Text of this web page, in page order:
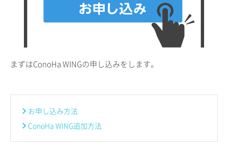
まずはConoHa WINGの申し込みをします。
お申し込み方法
ConoHa WING追加方法